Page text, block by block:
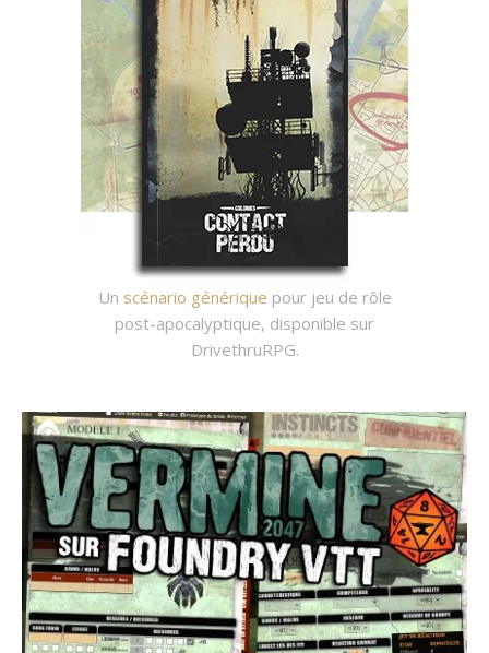
Un scénario générique pour jeu de rôle
post-apocalyptique, disponible sur
DrivethruRPG.